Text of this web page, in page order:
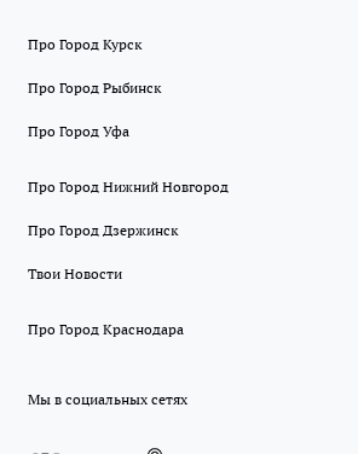
Про Город Курск
Про Город Рыбинск
Про Город Уфа
Про Город Нижний Новгород
Про Город Дзержинск
Твои Новости
Про Город Краснодара
Мы в социальных сетях